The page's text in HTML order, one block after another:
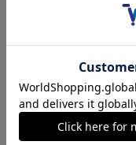
minneとものづくりと
minneの本
企業の方へ